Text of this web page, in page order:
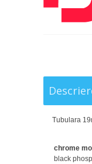
Tubulara
chrome
black